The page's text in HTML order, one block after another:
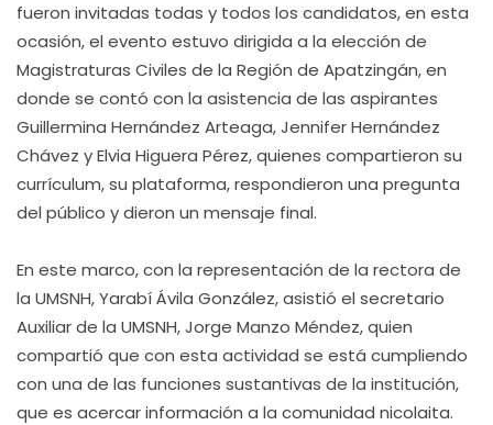
fueron invitadas todas y todos los candidatos, en esta
ocasión, el evento estuvo dirigida a la elección de
Magistraturas Civiles de la Región de Apatzingán, en
donde se contó con la asistencia de las aspirantes
Guillermina Hernández Arteaga, Jennifer Hernández
Chávez y Elvia Higuera Pérez, quienes compartieron su
currículum, su plataforma, respondieron una pregunta
del público y dieron un mensaje final.
En este marco, con la representación de la rectora de
la UMSNH, Yarabí Ávila González, asistió el secretario
Auxiliar de la UMSNH, Jorge Manzo Méndez, quien
compartió que con esta actividad se está cumpliendo
con una de las funciones sustantivas de la institución,
que es acercar información a la comunidad nicolaita.